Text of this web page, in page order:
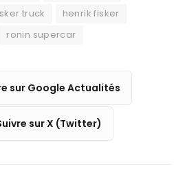
truck
henrik fisker
ronin supercar
sur Google Actualités
sur X (Twitter)